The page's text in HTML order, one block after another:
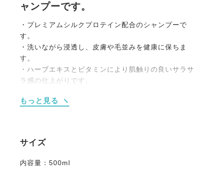
ャンプーです。
・プレミアムシルクプロテイン配合のシャンプーで
す。
・洗いながら浸透し、皮膚や毛並みを健康に保ちま
す。
・ハーブエキスとビタミンにより肌触りの良いサラサ
ラ感の仕上がりです。
【使用方法】馬体を濡らし簡単な汚れを取ります。適
ススメです。
もっと見る
サイズ
内容量：500ml